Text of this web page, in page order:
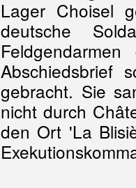
Lager Choisel
deutsche
Abschiedsbrief
gebracht. Sie
nicht durch
den Ort 'La